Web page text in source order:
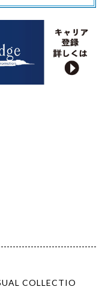
COLLECTIO